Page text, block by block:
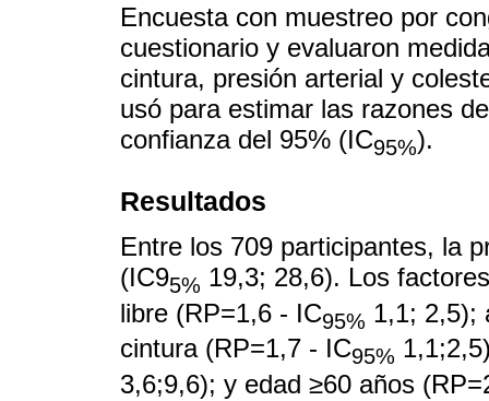
Encuesta con muestreo por
cuestionario y evaluaron
cintura, presión arterial y
usó para estimar las razones
confianza del 95% (IC95%).
Resultados
Entre los 709 participantes, la
(IC95% 19,3; 28,6). Los
libre (RP=1,6 - IC95% 1,1; 2,5);
cintura (RP=1,7 - IC95%
3,6;9,6); y edad ≥60 años